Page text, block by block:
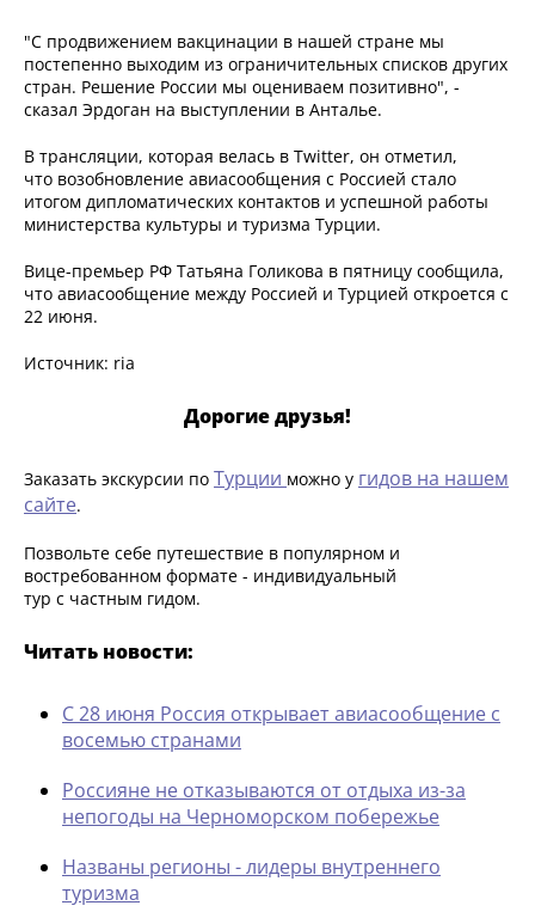
"С продвижением вакцинации в нашей стране мы
постепенно выходим из ограничительных списков других
стран. Решение России мы оцениваем позитивно", -
сказал Эрдоган на выступлении в Анталье.
В трансляции, которая велась в Twitter, он отметил,
что возобновление авиасообщения с Россией стало
итогом дипломатических контактов и успешной работы
министерства культуры и туризма Турции.
Вице-премьер РФ Татьяна Голикова в пятницу сообщила,
что авиасообщение между Россией и Турцией откроется с
22 июня.
Источник: ria
Дорогие друзья!
Заказать экскурсии по Турции можно у гидов на нашем
сайте.
Позвольте себе путешествие в популярном и
востребованном формате - индивидуальный
тур с частным гидом.
Читать новости:
С 28 июня Россия открывает авиасообщение с
восемью странами
Россияне не отказываются от отдыха из-за
непогоды на Черноморском побережье
Названы регионы - лидеры внутреннего
туризма